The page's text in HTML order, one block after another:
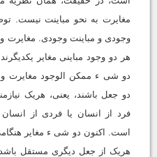
مغایرت به نحو مباینت نیست.
وجودى و مباینت وجودى. مغایرت
هر دو وجود مباینى مغایر
دو شى ء ممکن الوجود مغایرت
دو جعل باشند، یعنى، هریک
فرد از انسان یا فردى از
است. اکنون دو شى ء مغایر
هریک از جعل دیگرى مستقل باشد،